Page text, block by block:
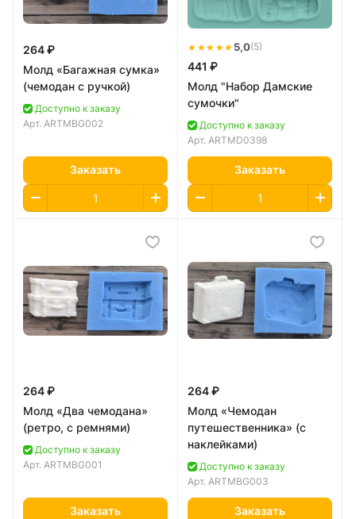
264 ₽
Молд «Багажная сумка»
(чемодан с ручкой)
Доступно к заказу
Арт. ARTMBG002
Заказать
★★★★★ 5,0(5)
441 ₽
Молд "Набор Дамские
сумочки"
Доступно к заказу
Арт. ARTMD0398
Заказать
264 ₽
Молд «Два чемодана»
(ретро, с ремнями)
Доступно к заказу
Арт. ARTMBG001
Заказать
264 ₽
Молд «Чемодан
путешественника» (с
наклейками)
Доступно к заказу
Арт. ARTMBG003
Заказать